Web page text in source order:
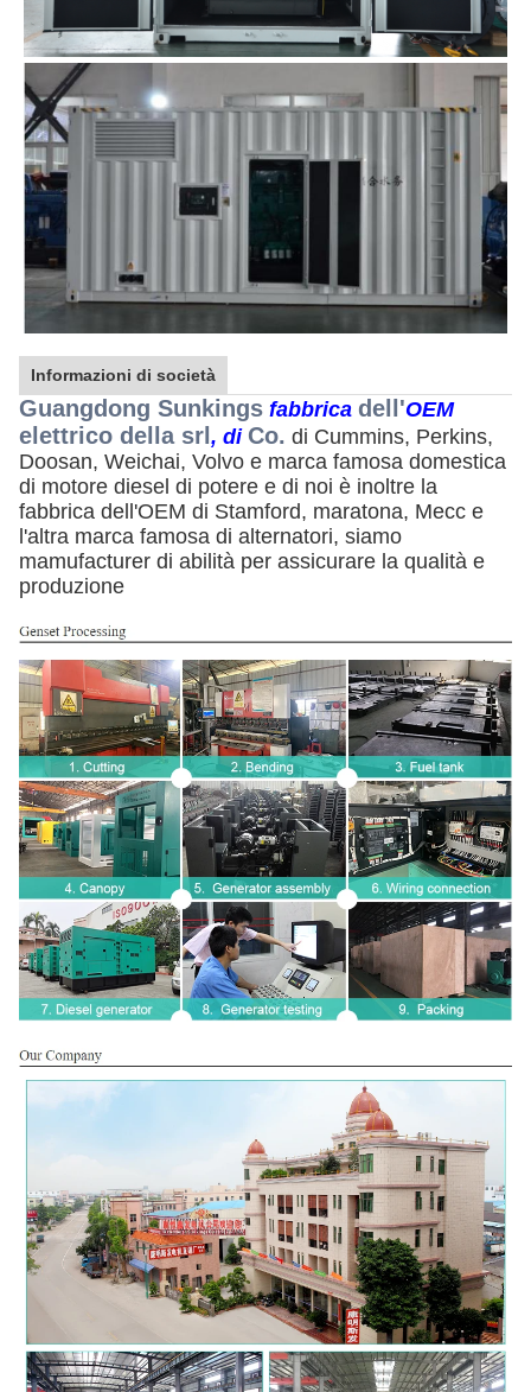
Informazioni di società
Guangdong Sunkings fabbrica dell'OEM
elettrico della srl , di Co. di Cummins, Perkins,
Doosan, Weichai, Volvo e marca famosa domestica
di motore diesel di potere e di noi è inoltre la
fabbrica dell'OEM di Stamford, maratona, Mecc e
l'altra marca famosa di alternatori, siamo
mamufacturer di abilità per assicurare la qualità e
produzione